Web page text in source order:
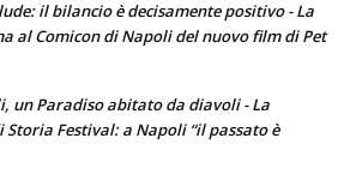
il bilancio è decisamente positivo - La
al Comicon di Napoli del nuovo film di Pet
un Paradiso abitato da diavoli - La
Storia Festival: a Napoli “il passato è